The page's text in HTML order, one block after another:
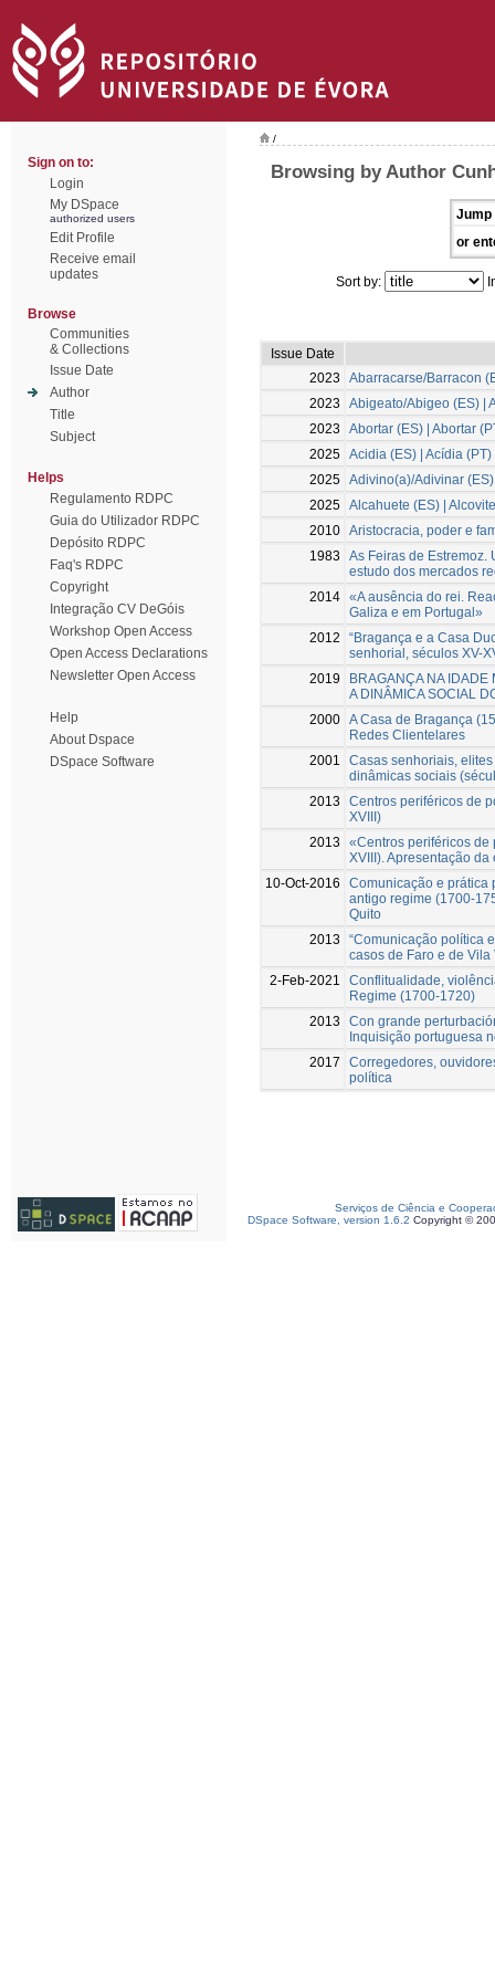
Sign on to:
Login
My DSpace
authorized users
Edit Profile
Receive email
updates
Browse
Communities
& Collections
Issue Date
Author
Title
Subject
Helps
Regulamento RDPC
Guia do Utilizador RDPC
Depósito RDPC
Faq's RDPC
Copyright
Integração CV DeGóis
Workshop Open Access
Open Access Declarations
Newsletter Open Access
Help
About Dspace
DSpace Software
/
Browsing by Author
Jump
or
Sort by:
Issue Date
2023
Abarracarse/Barracon
2023
Abigeato/Abigeo (ES) |
2023
Abortar (ES) | Abortar
2025 Acidia (ES) | Acídia (PT)
2025 Adivino(a)/Adivinar
2025 Alcahuete (ES) |
2010 Aristocracia, poder e
1983
As Feiras de Estremoz.
estudo dos mercados
2014 «A ausência do rei.
Galiza e em Portugal»
2012
“Bragança e a Casa
senhorial, séculos XV-
2019
BRAGANÇA NA IDADE
A DINÂMICA SOCIAL
2000 A Casa de Bragança
Redes Clientelares
2001
Casas senhoriais,
dinâmicas sociais
2013
Centros periféricos de
XVIII)
2013
«Centros periféricos de
XVIII). Apresentação da
10-Oct-2016
Comunicação e prática
antigo regime (1700-
Quito
2013
“Comunicação política
casos de Faro e de Vila
2-Feb-2021
Conflitualidade,
Regime (1700-1720)
2013
Con grande
Inquisição portuguesa
2017
Corregedores,
política
Serviços de Ciência e
DSpace Software, version 1.6.2 Copyright ©